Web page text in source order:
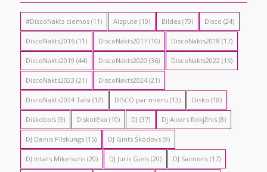
#DiscoNakts ciemos(11) Aizpute (10) Bildes(70) Disco (24)
DiscoNakts2016(11) DiscoNakts2017(10) DiscoNakts2018 (17)
DiscoNakts2019 (44) DiscoNakts2020 (36) DiscoNakts2022(16)
DiscoNakts2023 (21) DiscoNakts2024(21)
DiscoNakts2024 Talsi (12) DISCO par mieru (13) Disko (18)
Diskobols(9) Diskotēka (10) DJ (37) Dj Aivars Rokjānis(8)
DJ Dainis Pilskungs(15) DJ Gints Škodovs(9)
DJ Intars Miķelsons(20) DJ Juris Giels(20) DJ Saimons(17)